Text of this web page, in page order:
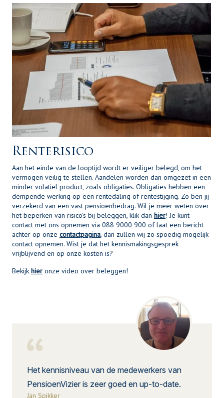
Renterisico
Aan het einde van de looptijd wordt er veiliger belegd, om het
vermogen veilig te stellen. Aandelen worden dan omgezet in een
minder volatiel product, zoals obligaties. Obligaties hebben een
dempende werking op een rentedaling of rentestijging. Zo ben jij
verzekerd van een vast pensioenbedrag. Wil je meer weten over
het beperken van risico’s bij beleggen, klik dan hier! Je kunt
contact met ons opnemen via 088 9000 900 of laat een bericht
achter op onze contactpagina , dan zullen wij zo spoedig mogelijk
contact opnemen. Wist je dat het kennismakingsgesprek
vrijblijvend en op onze kosten is?
Bekijk hier onze video over beleggen!
Het kennisniveau van de medewerkers van
PensioenVizier is zeer goed en up-to-date.
Jan Spikker